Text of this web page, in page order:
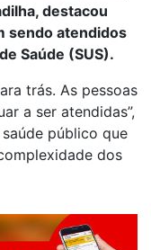
destacou
sendo atendidos
Saúde (SUS).
trás. As pessoas
a ser atendidas”,
público que
dos